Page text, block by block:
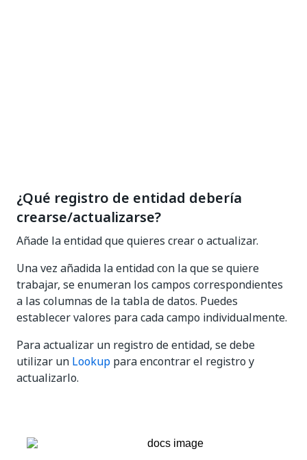
¿Qué registro de entidad debería
crearse/actualizarse?
Añade la entidad que quieres crear o actualizar.
Una vez añadida la entidad con la que se quiere
trabajar, se enumeran los campos correspondientes
a las columnas de la tabla de datos. Puedes
establecer valores para cada campo individualmente.
Para actualizar un registro de entidad, se debe
utilizar un Lookup para encontrar el registro y
actualizarlo.